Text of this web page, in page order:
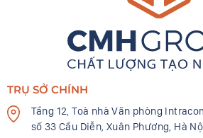
TRỤ SỞ CHÍNH
Tầng 12, Toà nhà Văn phòng
số 33 Cầu Diễn, Xuân Phương, Hà